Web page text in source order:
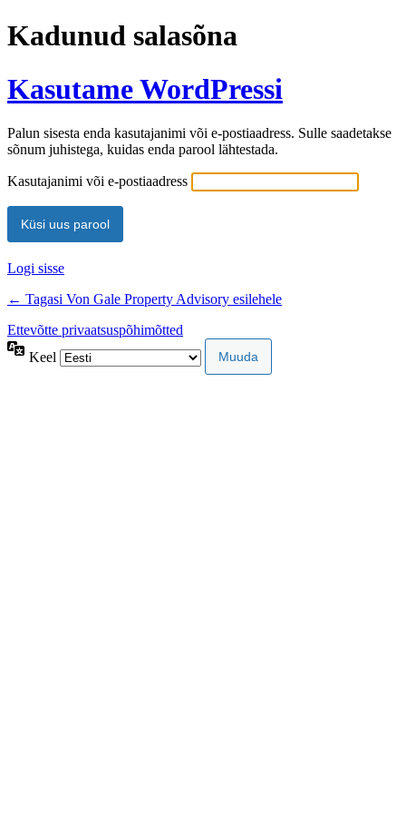
Kadunud salasõna
Kasutame WordPressi
Palun sisesta enda kasutajanimi või e-postiaadress. Sulle saadetakse
sõnum juhistega, kuidas enda parool lähtestada.
Kasutajanimi või e-postiaadress
Logi sisse
← Tagasi Von Gale Property Advisory esilehele
Ettevõtte privaatsuspõhimõtted
Keel